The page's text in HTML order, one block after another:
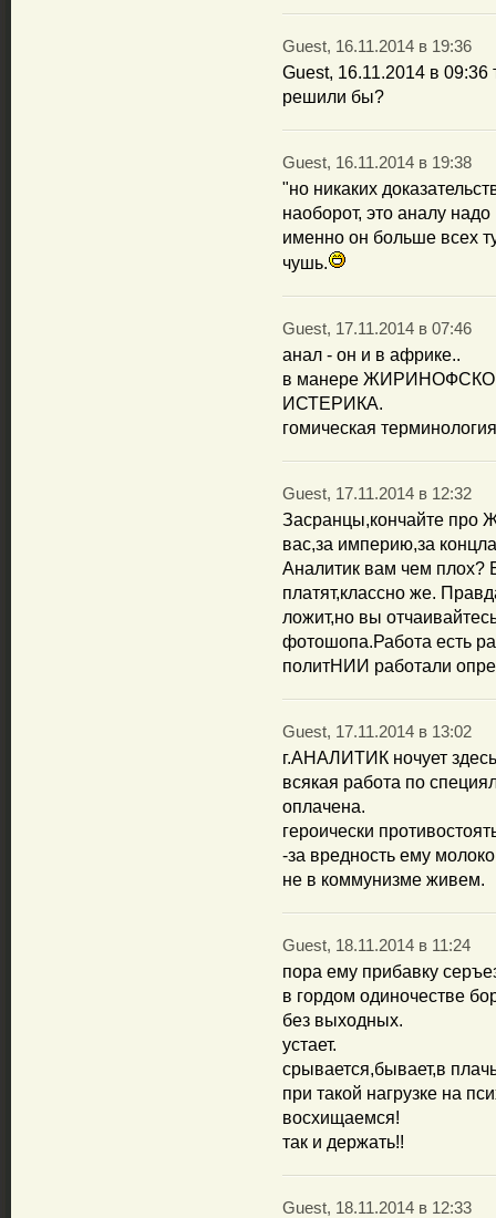
Guest, 16.11.2014 в 19:36
Guest, 16.11.2014 в
решили бы?
Guest, 16.11.2014 в 19:38
"но никаких
наоборот, это аналу
именно он больше всех
чушь.
Guest, 17.11.2014 в 07:46
анал - он и в африке..
в манере
ИСТЕРИКА.
гомическая
Guest, 17.11.2014 в 12:32
Засранцы,кончайте про
вас,за империю,за
Аналитик вам чем плох?
платят,классно же.
ложит,но вы
фотошопа.Работа есть
политНИИ работали
Guest, 17.11.2014 в 13:02
г.АНАЛИТИК ночует
всякая работа по
оплачена.
героически
-за вредность ему
не в коммунизме живем.
Guest, 18.11.2014 в 11:24
пора ему прибавку
в гордом одиночестве
без выходных.
устает.
срывается,бывает,в
при такой нагрузке на
восхищаемся!
так и держать!!
Guest, 18.11.2014 в 12:33